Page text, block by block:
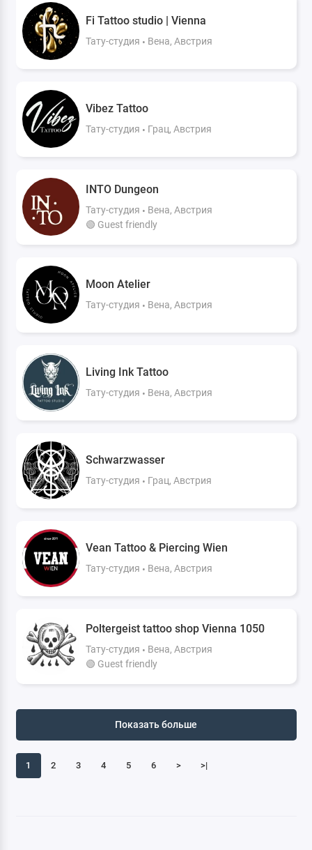
Fi Tattoo studio | Vienna
Тату-студия Вена, Австрия
Vibez Tattoo
Тату-студия Грац, Австрия
INTO Dungeon
Тату-студия
Вена, Австрия
🟢 Guest friendly
Moon Atelier
Тату-студия Вена, Австрия
Living Ink Tattoo
Тату-студия Вена, Австрия
Schwarzwasser
Тату-студия Грац, Австрия
Vean Tattoo & Piercing Wien
Тату-студия Вена, Австрия
Poltergeist tattoo shop Vienna 1050
Тату-студия
Вена, Австрия
🟢 Guest friendly
1 2 3 4 5 6 > >|
Показать больше